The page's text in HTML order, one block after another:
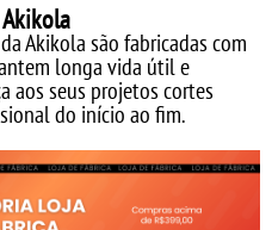
Akikola são fabricadas com
longa vida útil e
aos seus projetos cortes
do início ao fim.